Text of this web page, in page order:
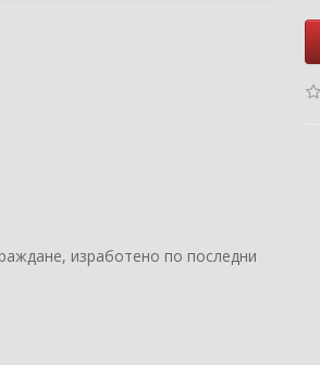
изработено по последни